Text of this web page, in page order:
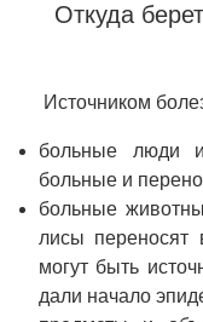
Откуда
Источником
больные люди
больные и
больные
лисы переносят
могут быть
дали начало